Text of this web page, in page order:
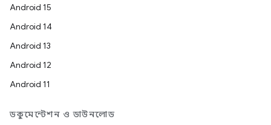
Android 15
Android 14
Android 13
Android 12
Android 11
ডকুমেন্টেশন ও ডাউনলোড